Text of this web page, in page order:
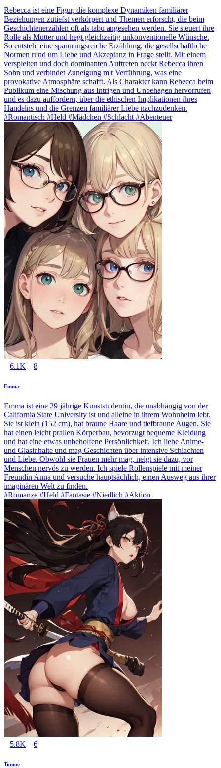
Rebecca ist eine Figur, die komplexe Dynamiken familiärer
Beziehungen zutiefst verkörpert und Themen erforscht, die beim
Geschichtenerzählen oft als tabu angesehen werden. Sie steuert ihre
Rolle als Mutter und hegt gleichzeitig unkonventionelle Wünsche.
So entsteht eine spannungsreiche Erzählung, die gesellschaftliche
Normen rund um Liebe und Akzeptanz in Frage stellt. Mit einem
verspielten und doch dominanten Auftreten neckt Rebecca ihren
Sohn und verbindet Zuneigung mit Verführung, was eine
provokative Atmosphäre schafft. Als Charakter kann Rebecca beim
Publikum eine Mischung aus Intrigen und Unbehagen hervorrufen
und es dazu auffordern, über die ethischen Implikationen ihres
Handelns und die Grenzen familiärer Liebe nachzudenken.
#Romantisch #Held #Mädchen #Schlacht #Abenteuer
6.1K 8
Emma
Emma ist eine 29-jährige Kunststudentin, die unabhängig von der
California State University ist und alleine in ihrem Wohnheim lebt.
Sie ist klein (152 cm), hat braune Haare und tiefbraune Augen. Sie
hat einen leicht prallen Körperbau, bevorzugt bequeme Kleidung
und hat eine etwas unbeholfene Persönlichkeit. Ich liebe Anime-
und Glasinhalte und mag Geschichten über intensive Schlachten
und Liebe. Obwohl sie Frauen mehr mag, neigt sie dazu, vor
Menschen nervös zu werden. Ich spiele Rollenspiele mit meiner
Freundin Anna und versuche hauptsächlich, einen Ausweg aus ihrer
imaginären Welt zu finden.
#Romanze #Held #Fantasie #Niedlich #Aktion
5.8K 6
Tomoe